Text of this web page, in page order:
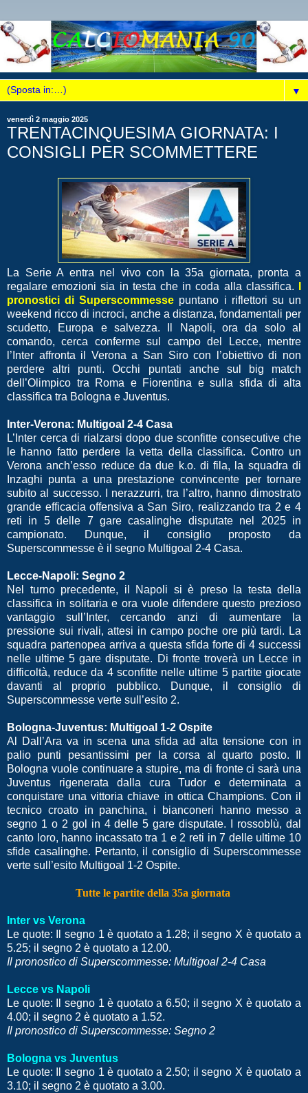
▼
venerdì 2 maggio 2025
TRENTACINQUESIMA GIORNATA: I
CONSIGLI PER SCOMMETTERE
La Serie A entra nel vivo con la 35a giornata, pronta a
regalare emozioni sia in testa che in coda alla classifica.
pronostici di Superscommesse puntano i riflettori su un
weekend ricco di incroci, anche a distanza, fondamentali per
scudetto, Europa e salvezza. Il Napoli, ora da solo al
comando, cerca conferme sul campo del Lecce, mentre
l’Inter affronta il Verona a San Siro con l’obiettivo di non
perdere altri punti. Occhi puntati anche sul big match
dell’Olimpico tra Roma e Fiorentina e sulla sfida di alta
classifica tra Bologna e Juventus.
Inter-Verona: Multigoal 2-4 Casa
L’Inter cerca di rialzarsi dopo due sconfitte consecutive che
le hanno fatto perdere la vetta della classifica. Contro un
Verona anch’esso reduce da due k.o. di fila, la squadra di
Inzaghi punta a una prestazione convincente per tornare
subito al successo. I nerazzurri, tra l’altro, hanno dimostrato
grande efficacia offensiva a San Siro, realizzando tra 2 e 4
reti in 5 delle 7 gare casalinghe disputate nel 2025 in
campionato. Dunque, il consiglio proposto da
Superscommesse è il segno Multigoal 2-4 Casa.
Lecce-Napoli: Segno 2
Nel turno precedente, il Napoli si è preso la testa della
classifica in solitaria e ora vuole difendere questo prezioso
vantaggio sull’Inter, cercando anzi di aumentare la
pressione sui rivali, attesi in campo poche ore più tardi. La
squadra partenopea arriva a questa sfida forte di 4 successi
nelle ultime 5 gare disputate. Di fronte troverà un Lecce in
difficoltà, reduce da 4 sconfitte nelle ultime 5 partite giocate
davanti al proprio pubblico. Dunque, il consiglio di
Superscommesse verte sull’esito 2.
Bologna-Juventus: Multigoal 1-2 Ospite
Al Dall’Ara va in scena una sfida ad alta tensione con in
palio punti pesantissimi per la corsa al quarto posto. Il
Bologna vuole continuare a stupire, ma di fronte ci sarà una
Juventus rigenerata dalla cura Tudor e determinata a
conquistare una vittoria chiave in ottica Champions. Con il
tecnico croato in panchina, i bianconeri hanno messo a
segno 1 o 2 gol in 4 delle 5 gare disputate. I rossoblù, dal
canto loro, hanno incassato tra 1 e 2 reti in 7 delle ultime 10
sfide casalinghe. Pertanto, il consiglio di Superscommesse
verte sull’esito Multigoal 1-2 Ospite.
Tutte le partite della 35a giornata
Inter vs Verona
Le quote: Il segno 1 è quotato a 1.28; il segno X è quotato a
5.25; il segno 2 è quotato a 12.00.
Il pronostico di Superscommesse: Multigoal 2-4 Casa
Lecce vs Napoli
Le quote: Il segno 1 è quotato a 6.50; il segno X è quotato a
4.00; il segno 2 è quotato a 1.52.
Il pronostico di Superscommesse: Segno 2
Bologna vs Juventus
Le quote: Il segno 1 è quotato a 2.50; il segno X è quotato a
3.10; il segno 2 è quotato a 3.00.